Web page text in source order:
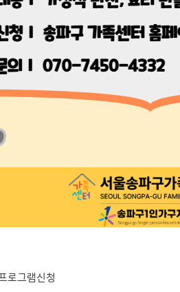
로그램신청